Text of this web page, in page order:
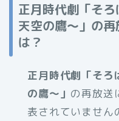
正月時代劇「そ
天空の鷹〜」の
は？
正月時代劇「そろ
の鷹〜」 の再放送
表されていません